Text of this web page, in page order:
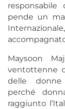
pende un
Maysoon
ventottenne
delle donne
perché
raggiunto